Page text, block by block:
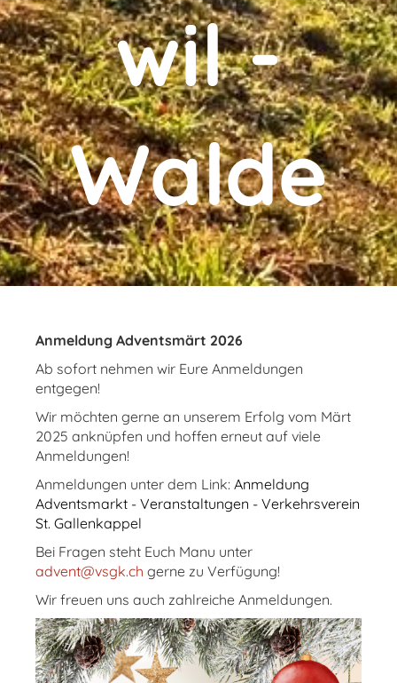
wil -
Walde
Anmeldung Adventsmärt 2026
Ab sofort nehmen wir Eure Anmeldungen
entgegen!
Wir möchten gerne an unserem Erfolg vom Märt
2025 anknüpfen und hoffen erneut auf viele
Anmeldungen!
Anmeldungen unter dem Link: Anmeldung
Adventsmarkt - Veranstaltungen - Verkehrsverein
St. Gallenkappel
Bei Fragen steht Euch Manu unter
advent@vsgk.ch gerne zu Verfügung!
Wir freuen uns auch zahlreiche Anmeldungen.